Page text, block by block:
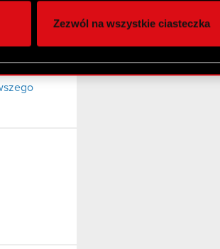
te informacje z innymi danymi
Kontynuując korzystanie z naszej witryny,
Zezwól na wszystkie ciasteczka